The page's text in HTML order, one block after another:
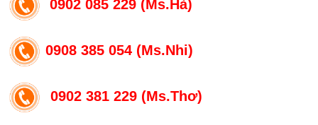
0902 085 229 (Ms.Hà)
0908 385 054 (Ms.Nhi)
0902 381 229 (Ms.Thơ)